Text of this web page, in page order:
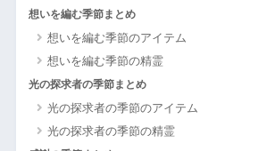
想いを編む季節まとめ
想いを編む季節のアイテム
想いを編む季節の精霊
光の探求者の季節まとめ
光の探求者の季節のアイテム
光の探求者の季節の精霊